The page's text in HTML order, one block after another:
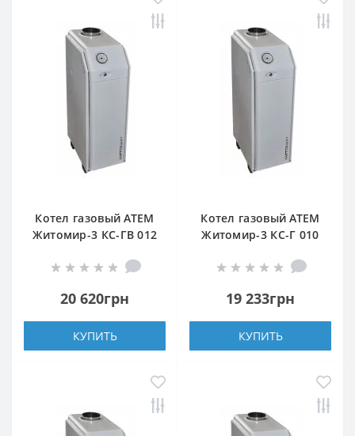
Котел газовый АТЕМ
Житомир-3 КС-ГВ 012
20 620грн
КУПИТЬ
Котел газовый АТЕМ
Житомир-3 КС-Г 010
19 233грн
КУПИТЬ